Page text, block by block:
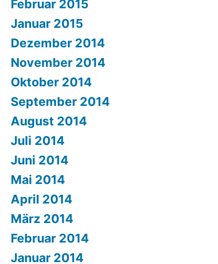
Februar 2015
Januar 2015
Dezember 2014
November 2014
Oktober 2014
September 2014
August 2014
Juli 2014
Juni 2014
Mai 2014
April 2014
März 2014
Februar 2014
Januar 2014